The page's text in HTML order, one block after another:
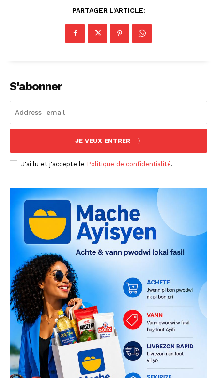
PARTAGER L'ARTICLE:
S'abonner
JE VEUX ENTRER
J'ai lu et j'accepte le Politique de confidentialité.